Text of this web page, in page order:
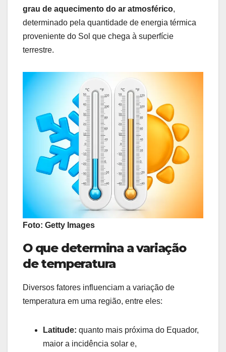
grau de aquecimento do ar atmosférico,
determinado pela quantidade de energia térmica
proveniente do Sol que chega à superfície
terrestre.
Foto: Getty Images
O que determina a variação
de temperatura
Diversos fatores influenciam a variação de
temperatura em uma região, entre eles:
Latitude: quanto mais próxima do Equador,
maior a incidência solar e,